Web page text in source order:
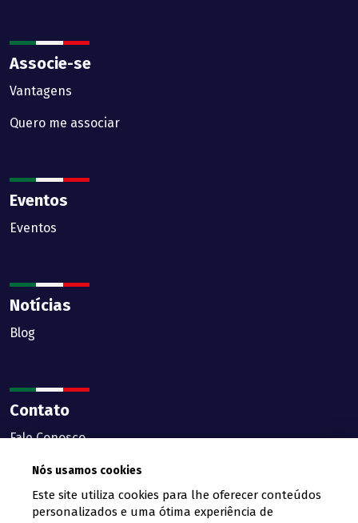
Associe-se
Vantagens
Quero me associar
Eventos
Eventos
Notícias
Blog
Contato
Fale Conosco
Nós usamos cookies
Este site utiliza cookies para lhe oferecer conteúdos
personalizados e uma ótima experiência de